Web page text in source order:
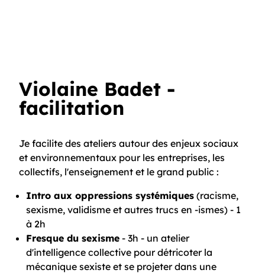
Violaine Badet -
facilitation
Je facilite des ateliers autour des enjeux sociaux
et environnementaux pour les entreprises, les
collectifs, l'enseignement et le grand public :
Intro aux oppressions systémiques (racisme,
sexisme, validisme et autres trucs en -ismes) - 1
à 2h
Fresque du sexisme - 3h - un atelier
d'intelligence collective pour détricoter la
mécanique sexiste et se projeter dans une